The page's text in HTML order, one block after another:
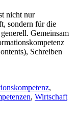
nicht nur
sondern für die
Gemeinsam
Schreiben
,
, Wirtschaft